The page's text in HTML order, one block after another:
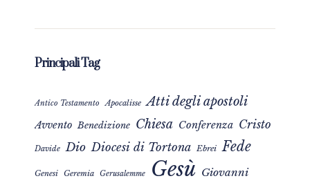
Principali Tag
Antico Testamento Apocalisse Atti degli apostoli
Avvento Benedizione Chiesa Conferenza Cristo
Davide Dio Diocesi di Tortona Ebrei Fede
Genesi Geremia Gerusalemme Gesù Giovanni